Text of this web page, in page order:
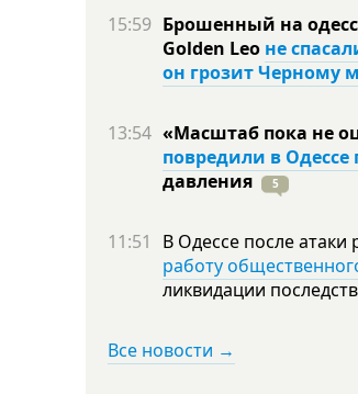
15:59 Брошенный на
Golden Leo не
он грозит Черному
13:54 «Масштаб пока не
повредили в Одессе
давления
5
11:51 В Одессе после атаки
работу
ликвидации
Все новости →